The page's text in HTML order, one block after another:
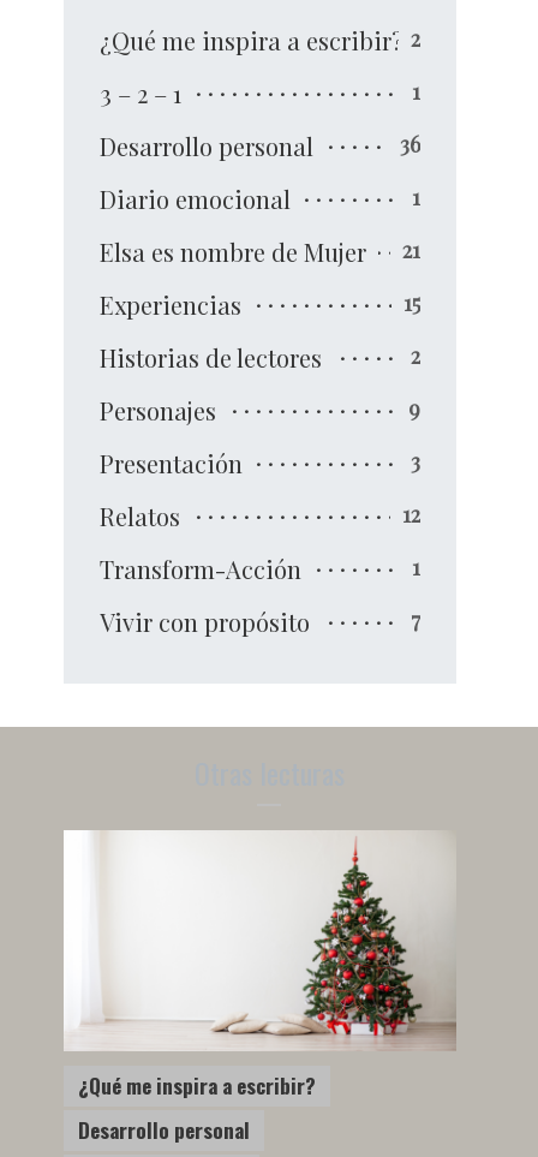
¿Qué me inspira a escribir? 2
3 – 2 – 1 1
Desarrollo personal 36
Diario emocional 1
Elsa es nombre de Mujer 21
Experiencias 15
Historias de lectores 2
Personajes 9
Presentación 3
Relatos 12
Transform-Acción 1
Vivir con propósito 7
¿Qué me inspira a escribir?
Desarrollo personal